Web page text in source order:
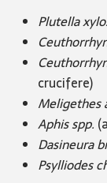
Plutella
crucifere)
Meligethes
Aphis spp.
Dasineura
Psylliodes